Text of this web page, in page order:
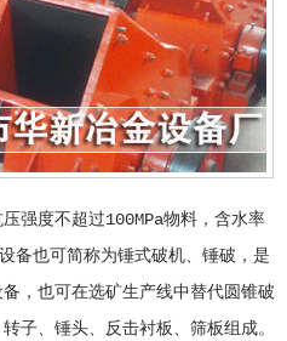
强度不超过100MPa物料，含水率
备也可简称为锤式破机、锤破，是
，也可在选矿生产线中替代圆锥破
子、锤头、反击衬板、筛板组成。